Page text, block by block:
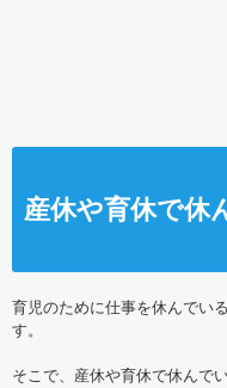
産休や育休で休
育児のために仕事を休んでい
す。
そこで、産休や育休で休んで